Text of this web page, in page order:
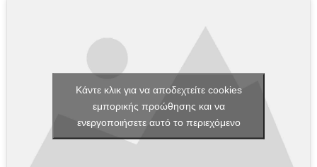
Κάντε κλικ για να αποδεχτείτε cookies
εμπορικής προώθησης και να
ενεργοποιήσετε αυτό το περιεχόμενο